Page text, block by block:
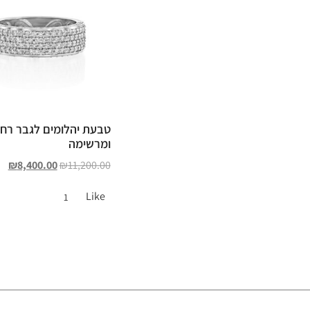
טבעת יהלומים לגבר
ומרשימה
₪11,200.00
₪8,400.00
Like
1